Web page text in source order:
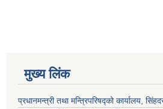
मुख्य लिंक
प्रधानमन्त्री तथा मन्त्रिपरिषद्को कार्यालय,